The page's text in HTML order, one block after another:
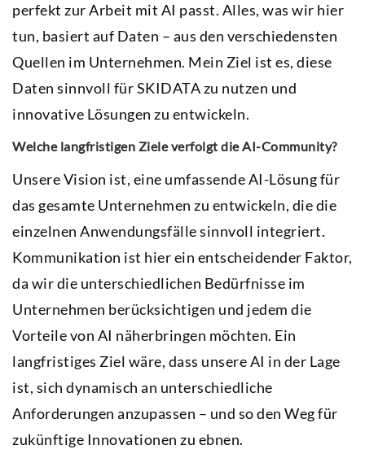
perfekt zur Arbeit mit AI passt. Alles, was wir hier
tun, basiert auf Daten – aus den verschiedensten
Quellen im Unternehmen. Mein Ziel ist es, diese
Daten sinnvoll für SKIDATA zu nutzen und
innovative Lösungen zu entwickeln.
Welche langfristigen Ziele verfolgt die AI-Community?
Unsere Vision ist, eine umfassende AI-Lösung für
das gesamte Unternehmen zu entwickeln, die die
einzelnen Anwendungsfälle sinnvoll integriert.
Kommunikation ist hier ein entscheidender Faktor,
da wir die unterschiedlichen Bedürfnisse im
Unternehmen berücksichtigen und jedem die
Vorteile von AI näherbringen möchten. Ein
langfristiges Ziel wäre, dass unsere AI in der Lage
ist, sich dynamisch an unterschiedliche
Anforderungen anzupassen – und so den Weg für
zukünftige Innovationen zu ebnen.